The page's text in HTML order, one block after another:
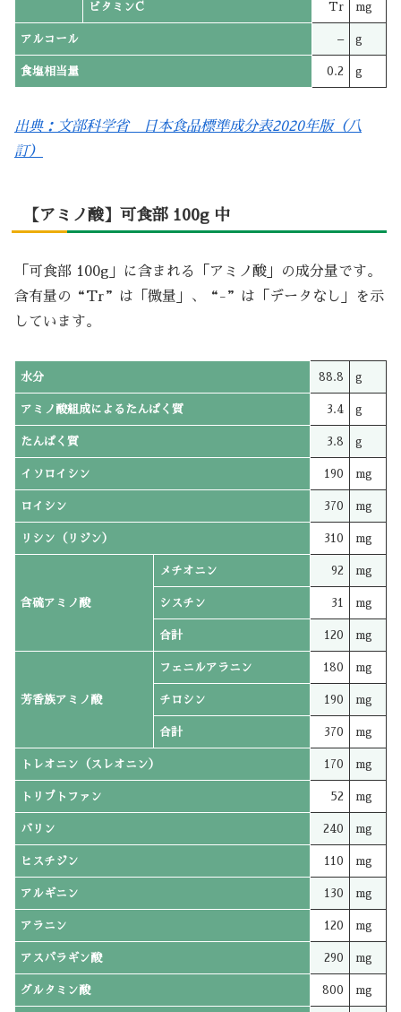
ビタミンC Tr mg
アルコール – g
食塩相当量 0.2 g
出典：文部科学省 日本食品標準成分表2020年版（八
訂）
【アミノ酸】可食部 100g 中
「可食部 100g」に含まれる「アミノ酸」の成分量です。
含有量の“Tr”は「微量」、“-”は「データなし」を示
しています。
水分 88.8 g
アミノ酸組成によるたんぱく質 3.4 g
たんぱく質 3.8 g
イソロイシン 190 mg
ロイシン 370 mg
リシン（リジン） 310 mg
含硫アミノ酸
メチオニン 92 mg
シスチン 31 mg
合計 120 mg
芳香族アミノ酸
フェニルアラニン 180 mg
チロシン 190 mg
合計 370 mg
トレオニン（スレオニン） 170 mg
トリプトファン 52 mg
バリン 240 mg
ヒスチジン 110 mg
アルギニン 130 mg
アラニン 120 mg
アスパラギン酸 290 mg
グルタミン酸 800 mg